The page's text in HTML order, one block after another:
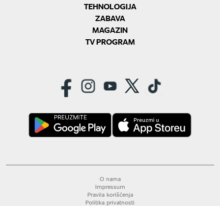
TEHNOLOGIJA
ZABAVA
MAGAZIN
TV PROGRAM
O nama
Impressum
Pravila korišćenja
Politika privatnosti